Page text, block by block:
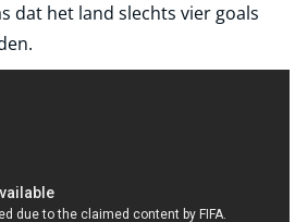
dat het land slechts vier goals